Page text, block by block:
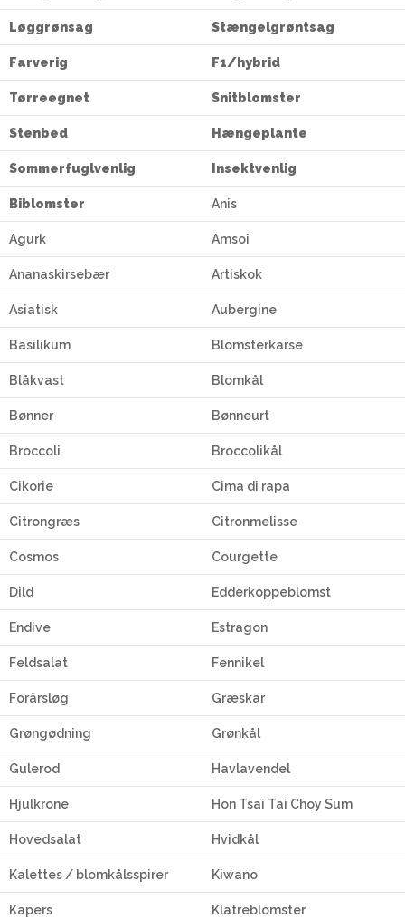
Løggrønsag Stængelgrøntsag
Farverig F1/hybrid
Tørreegnet Snitblomster
Stenbed Hængeplante
Sommerfuglvenlig Insektvenlig
Biblomster Anis
Agurk Amsoi
Ananaskirsebær Artiskok
Asiatisk Aubergine
Basilikum Blomsterkarse
Blåkvast Blomkål
Bønner Bønneurt
Broccoli Broccolikål
Cikorie Cima di rapa
Citrongræs Citronmelisse
Cosmos Courgette
Dild Edderkoppeblomst
Endive Estragon
Feldsalat Fennikel
Forårsløg Græskar
Grøngødning Grønkål
Gulerod Havlavendel
Hjulkrone Hon Tsai Tai Choy Sum
Hovedsalat Hvidkål
Kalettes / blomkålsspirer Kiwano
Kapers Klatreblomster